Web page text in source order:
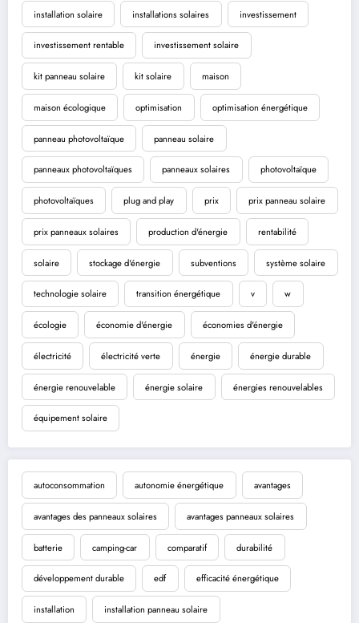
installation solaire installations solaires investissement
investissement rentable investissement solaire
kit panneau solaire kit solaire maison
maison écologique optimisation optimisation énergétique
panneau photovoltaïque panneau solaire
panneaux photovoltaïques panneaux solaires photovoltaïque
photovoltaïques plug and play prix prix panneau solaire
prix panneaux solaires production d'énergie rentabilité
solaire stockage d'énergie subventions système solaire
technologie solaire transition énergétique v w
écologie économie d'énergie économies d'énergie
électricité électricité verte énergie énergie durable
énergie renouvelable énergie solaire énergies renouvelables
équipement solaire
autoconsommation autonomie énergétique avantages
avantages des panneaux solaires avantages panneaux solaires
batterie camping-car comparatif durabilité
développement durable edf efficacité énergétique
installation installation panneau solaire